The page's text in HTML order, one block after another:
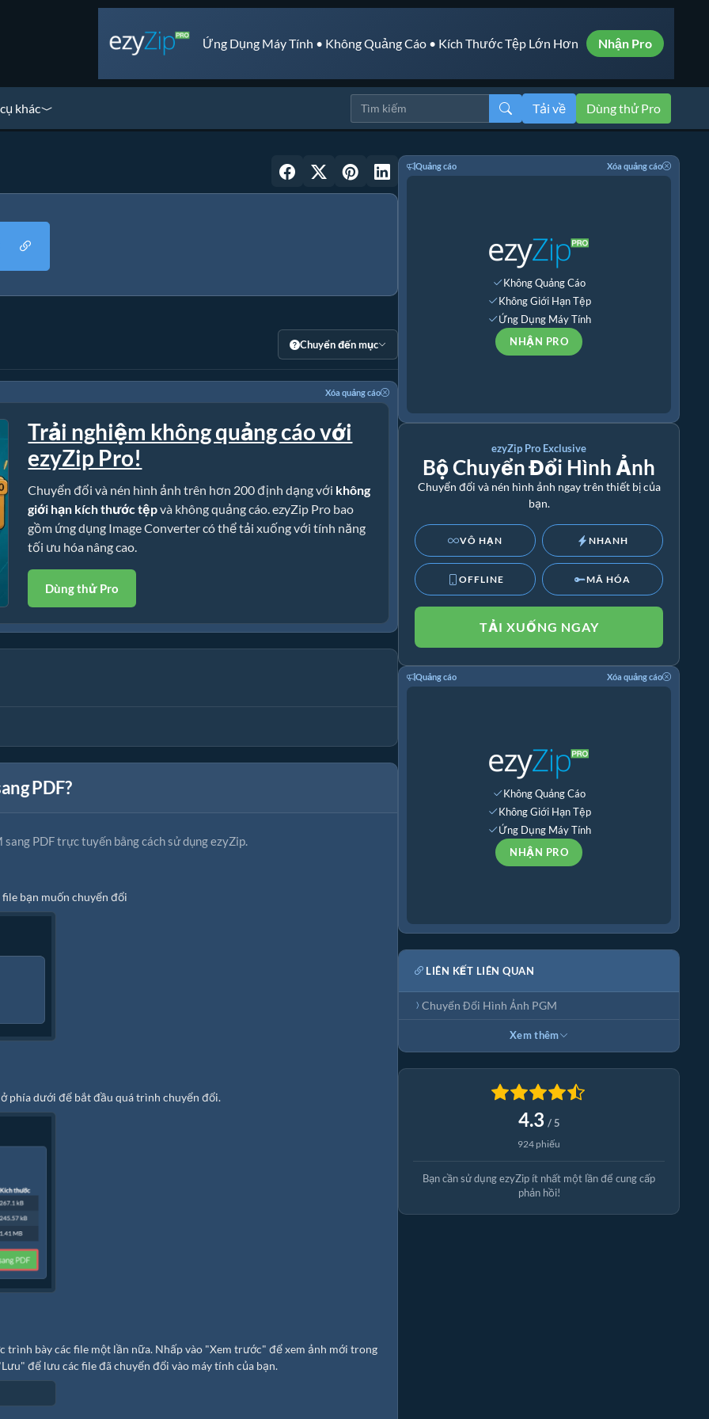
Ứng Dụng Máy Tính • Không Quảng Cáo • Kích Thước Tệp Lớn Hơn Nhận Pro
khác Tải về Dùng thử Pro
Chuyển đến mục
Xóa quảng cáo
Trải nghiệm không quảng cáo với
ezyZip Pro!
Chuyển đổi và nén hình ảnh trên hơn 200 định dạng với không
giới hạn kích thước tệpvà không quảng cáo. ezyZip Pro bao
gồm ứng dụng Image Converter có thể tải xuống với tính năng
tối ưu hóa nâng cao.
Dùng thử Pro
PDF?
PDF trực tuyến bằng cách sử dụng ezyZip.
bạn muốn chuyển đổi
phía dưới để bắt đầu quá trình chuyển đổi.
bày các file một lần nữa. Nhấp vào "Xem trước" để xem ảnh mới trong
để lưu các file đã chuyển đổi vào máy tính của bạn.
Quảng cáo Xóa quảng cáo
Không Quảng Cáo
Không Giới Hạn Tệp
Ứng Dụng Máy Tính
NHẬN PRO
ezyZip Pro Exclusive
Bộ Chuyển Đổi Hình Ảnh
Chuyển đổi và nén hình ảnh ngay trên thiết bị của
bạn.
VÔ HẠN NHANH
OFFLINE MÃ HÓA
TẢI XUỐNG NGAY
Quảng cáo Xóa quảng cáo
Không Quảng Cáo
Không Giới Hạn Tệp
Ứng Dụng Máy Tính
NHẬN PRO
LIÊN KẾT LIÊN QUAN
Chuyển Đổi Hình Ảnh PGM
Xem thêm
4.3 / 5
924 phiếu
Bạn cần sử dụng ezyZip ít nhất một lần để cung cấp
phản hồi!